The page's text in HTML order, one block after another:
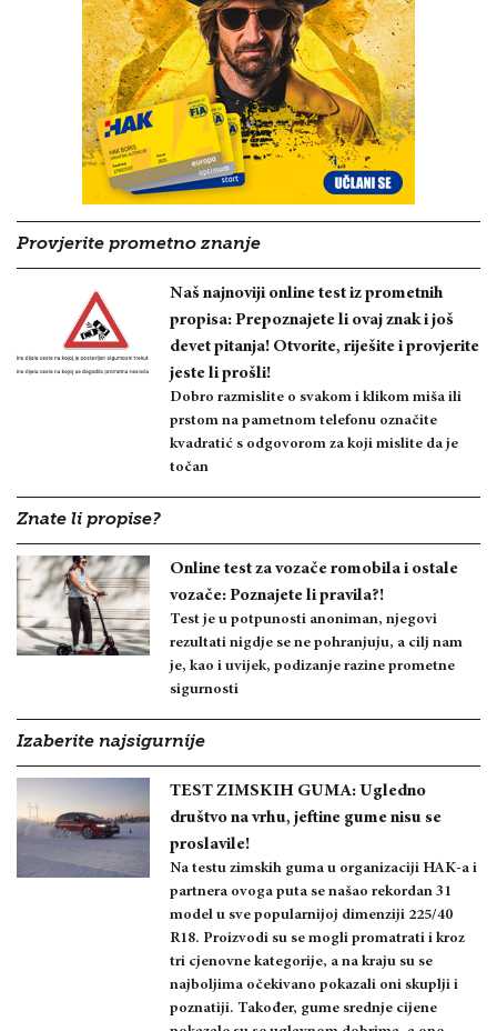
Provjerite prometno znanje
Naš najnoviji online test iz prometnih
propisa: Prepoznajete li ovaj znak i još
devet pitanja! Otvorite, riješite i provjerite
jeste li prošli!
Dobro razmislite o svakom i klikom miša ili
prstom na pametnom telefonu označite
kvadratić s odgovorom za koji mislite da je
točan
Znate li propise?
Online test za vozače romobila i ostale
vozače: Poznajete li pravila?!
Test je u potpunosti anoniman, njegovi
rezultati nigdje se ne pohranjuju, a cilj nam
je, kao i uvijek, podizanje razine prometne
sigurnosti
Izaberite najsigurnije
TEST ZIMSKIH GUMA: Ugledno
društvo na vrhu, jeftine gume nisu se
proslavile!
Na testu zimskih guma u organizaciji HAK-a i
partnera ovoga puta se našao rekordan 31
model u sve popularnijoj dimenziji 225/40
R18. Proizvodi su se mogli promatrati i kroz
tri cjenovne kategorije, a na kraju su se
najboljima očekivano pokazali oni skuplji i
poznatiji. Također, gume srednje cijene